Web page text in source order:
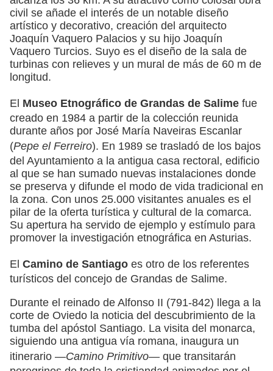
civil se añade el interés de un notable diseño
artístico y decorativo, creación del arquitecto
Joaquín Vaquero Palacios y su hijo Joaquín
Vaquero Turcios. Suyo es el diseño de la sala de
turbinas con relieves y un mural de más de 60 m de
longitud.
El Museo Etnográfico de Grandas de Salime fue
creado en 1984 a partir de la colección reunida
durante años por José María Naveiras Escanlar
(Pepe el Ferreiro). En 1989 se trasladó de los bajos
del Ayuntamiento a la antigua casa rectoral, edificio
al que se han sumado nuevas instalaciones donde
se preserva y difunde el modo de vida tradicional en
la zona. Con unos 25.000 visitantes anuales es el
pilar de la oferta turística y cultural de la comarca.
Su apertura ha servido de ejemplo y estímulo para
promover la investigación etnográfica en Asturias.
El Camino de Santiago es otro de los referentes
turísticos del concejo de Grandas de Salime.
Durante el reinado de Alfonso II (791-842) llega a la
corte de Oviedo la noticia del descubrimiento de la
tumba del apóstol Santiago. La visita del monarca,
siguiendo una antigua vía romana, inaugura un
itinerario —Camino Primitivo— que transitarán